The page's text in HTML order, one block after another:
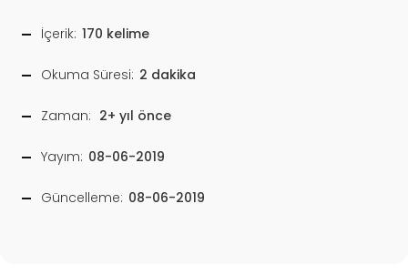
İçerik: 170 kelime
Okuma Süresi: 2 dakika
Zaman: 2+ yıl önce
Yayım: 08-06-2019
Güncelleme: 08-06-2019